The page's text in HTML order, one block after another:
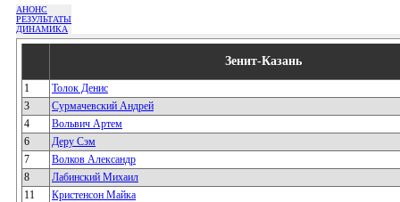
АНОНС
РЕЗУЛЬТАТЫ
ДИНАМИКА
Зенит-Казань
1
Толок Денис
3
Сурмачевский Андрей
4
Вольвич Артем
6
Деру Сэм
7
Волков Александр
8
Лабинский Михаил
11
Кристенсон Майка